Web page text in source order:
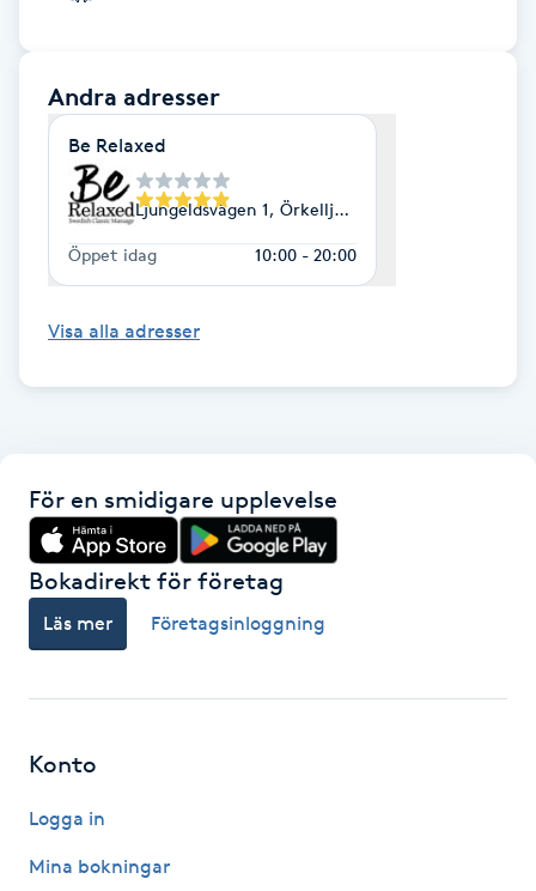
Gellack med förstärkning
Gravidmassage
Gravidyoga
Gruppträning
Healing
Hot Stone Massage
Hot yoga
Andra adresser
Be Relaxed
Ljungeldsvägen 1, Örkelljunga
Öppet idag 10:00 - 20:00
Visa alla adresser
För en smidigare upplevelse
Bokadirekt för företag
Läs mer Företagsinloggning
Konto
Logga in
Mina bokningar